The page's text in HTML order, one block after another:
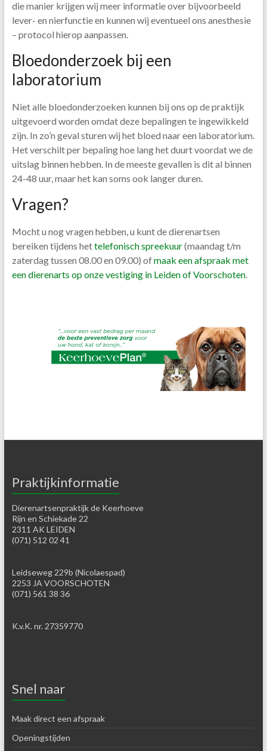
die manier krijgen wij meer informatie over bijvoorbeeld
lever- en nierfunctie en kunnen wij eventueel ons anesthesie
– protocol hierop aanpassen.
Bloedonderzoek bij een
laboratorium
Niet alle bloedonderzoeken kunnen bij ons op de praktijk
uitgevoerd worden omdat deze bepalingen te ingewikkeld
zijn. In zo’n geval sturen wij het bloed naar een laboratorium.
Het verschilt per bepaling hoe lang het duurt voordat we de
uitslag binnen hebben. In de meeste gevallen is dit al binnen
24-48 uur, maar het kan soms ook langer duren.
Vragen?
Mocht u nog vragen hebben, u kunt de dierenartsen
bereiken tijdens hettelefonisch spreekuur(maandag t/m
zaterdag tussen 08.00 en 09.00) ofmaak een afspraak met
een dierenarts op onze vestiging in Leiden of Voorschoten.
Praktijkinformatie
Dierenartsenpraktijk de Keerhoeve
Rijn en Schiekade 22
2311 AK LEIDEN
(071) 512 02 41
Leidseweg 229b (Nicolaespad)
2253 JA VOORSCHOTEN
(071) 561 38 36
K.v.K. nr. 27359770
Snel naar
Maak direct een afspraak
Openingstijden